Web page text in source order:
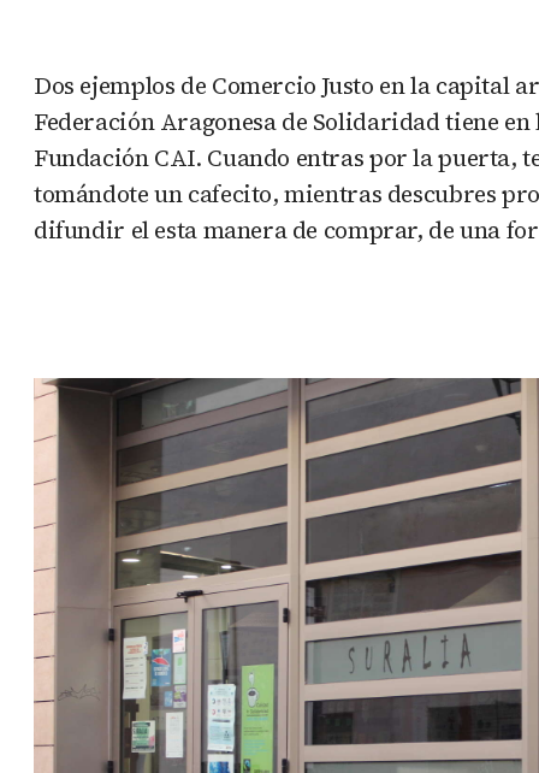
Dos ejemplos de Comercio Justo en la capital
Federación Aragonesa de Solidaridad tiene
Fundación CAI. Cuando entras por la puerta,
tomándote un cafecito, mientras descubres
difundir el esta manera de comprar, de una